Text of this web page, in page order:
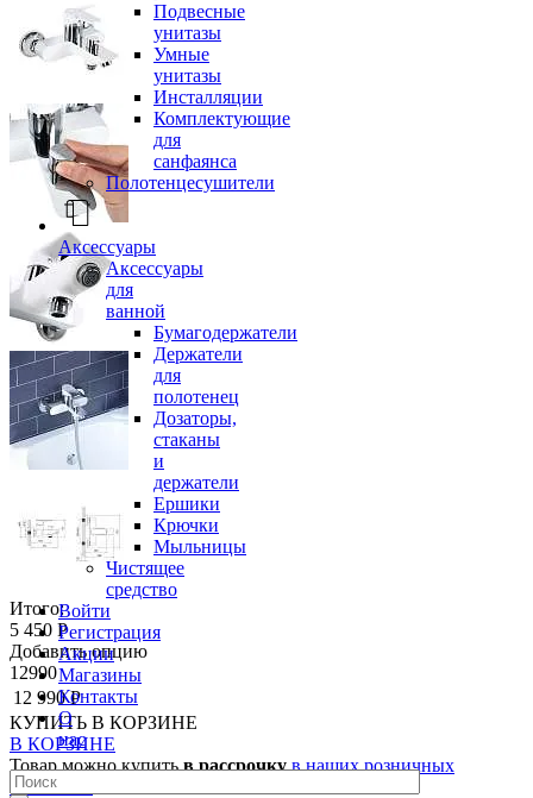
Подвесные
унитазы
Умные
унитазы
Инсталляции
Комплектующие
для
санфаянса
Полотенцесушители
Аксессуары
Аксессуары
для
ванной
Бумагодержатели
Держатели
для
полотенец
Дозаторы,
стаканы
и
держатели
Ершики
Крючки
Мыльницы
Чистящее
средство
Войти
Регистрация
Акции
Магазины
Контакты
О
нас
Итого:
5 450 Р
Добавить опцию
12990
12 990 Р
КУПИТЬ В КОРЗИНЕ
В КОРЗИНЕ
Товар можно купитьв рассрочку в наших розничных
магазинах